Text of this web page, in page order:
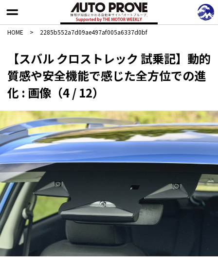
HOME > 2285b552a7d09ae497af005a6337d0bf
【スバル クロストレック 試乗記】動的
質感や安全機能で感じた全方位での進
化 : 画像（4 / 12）